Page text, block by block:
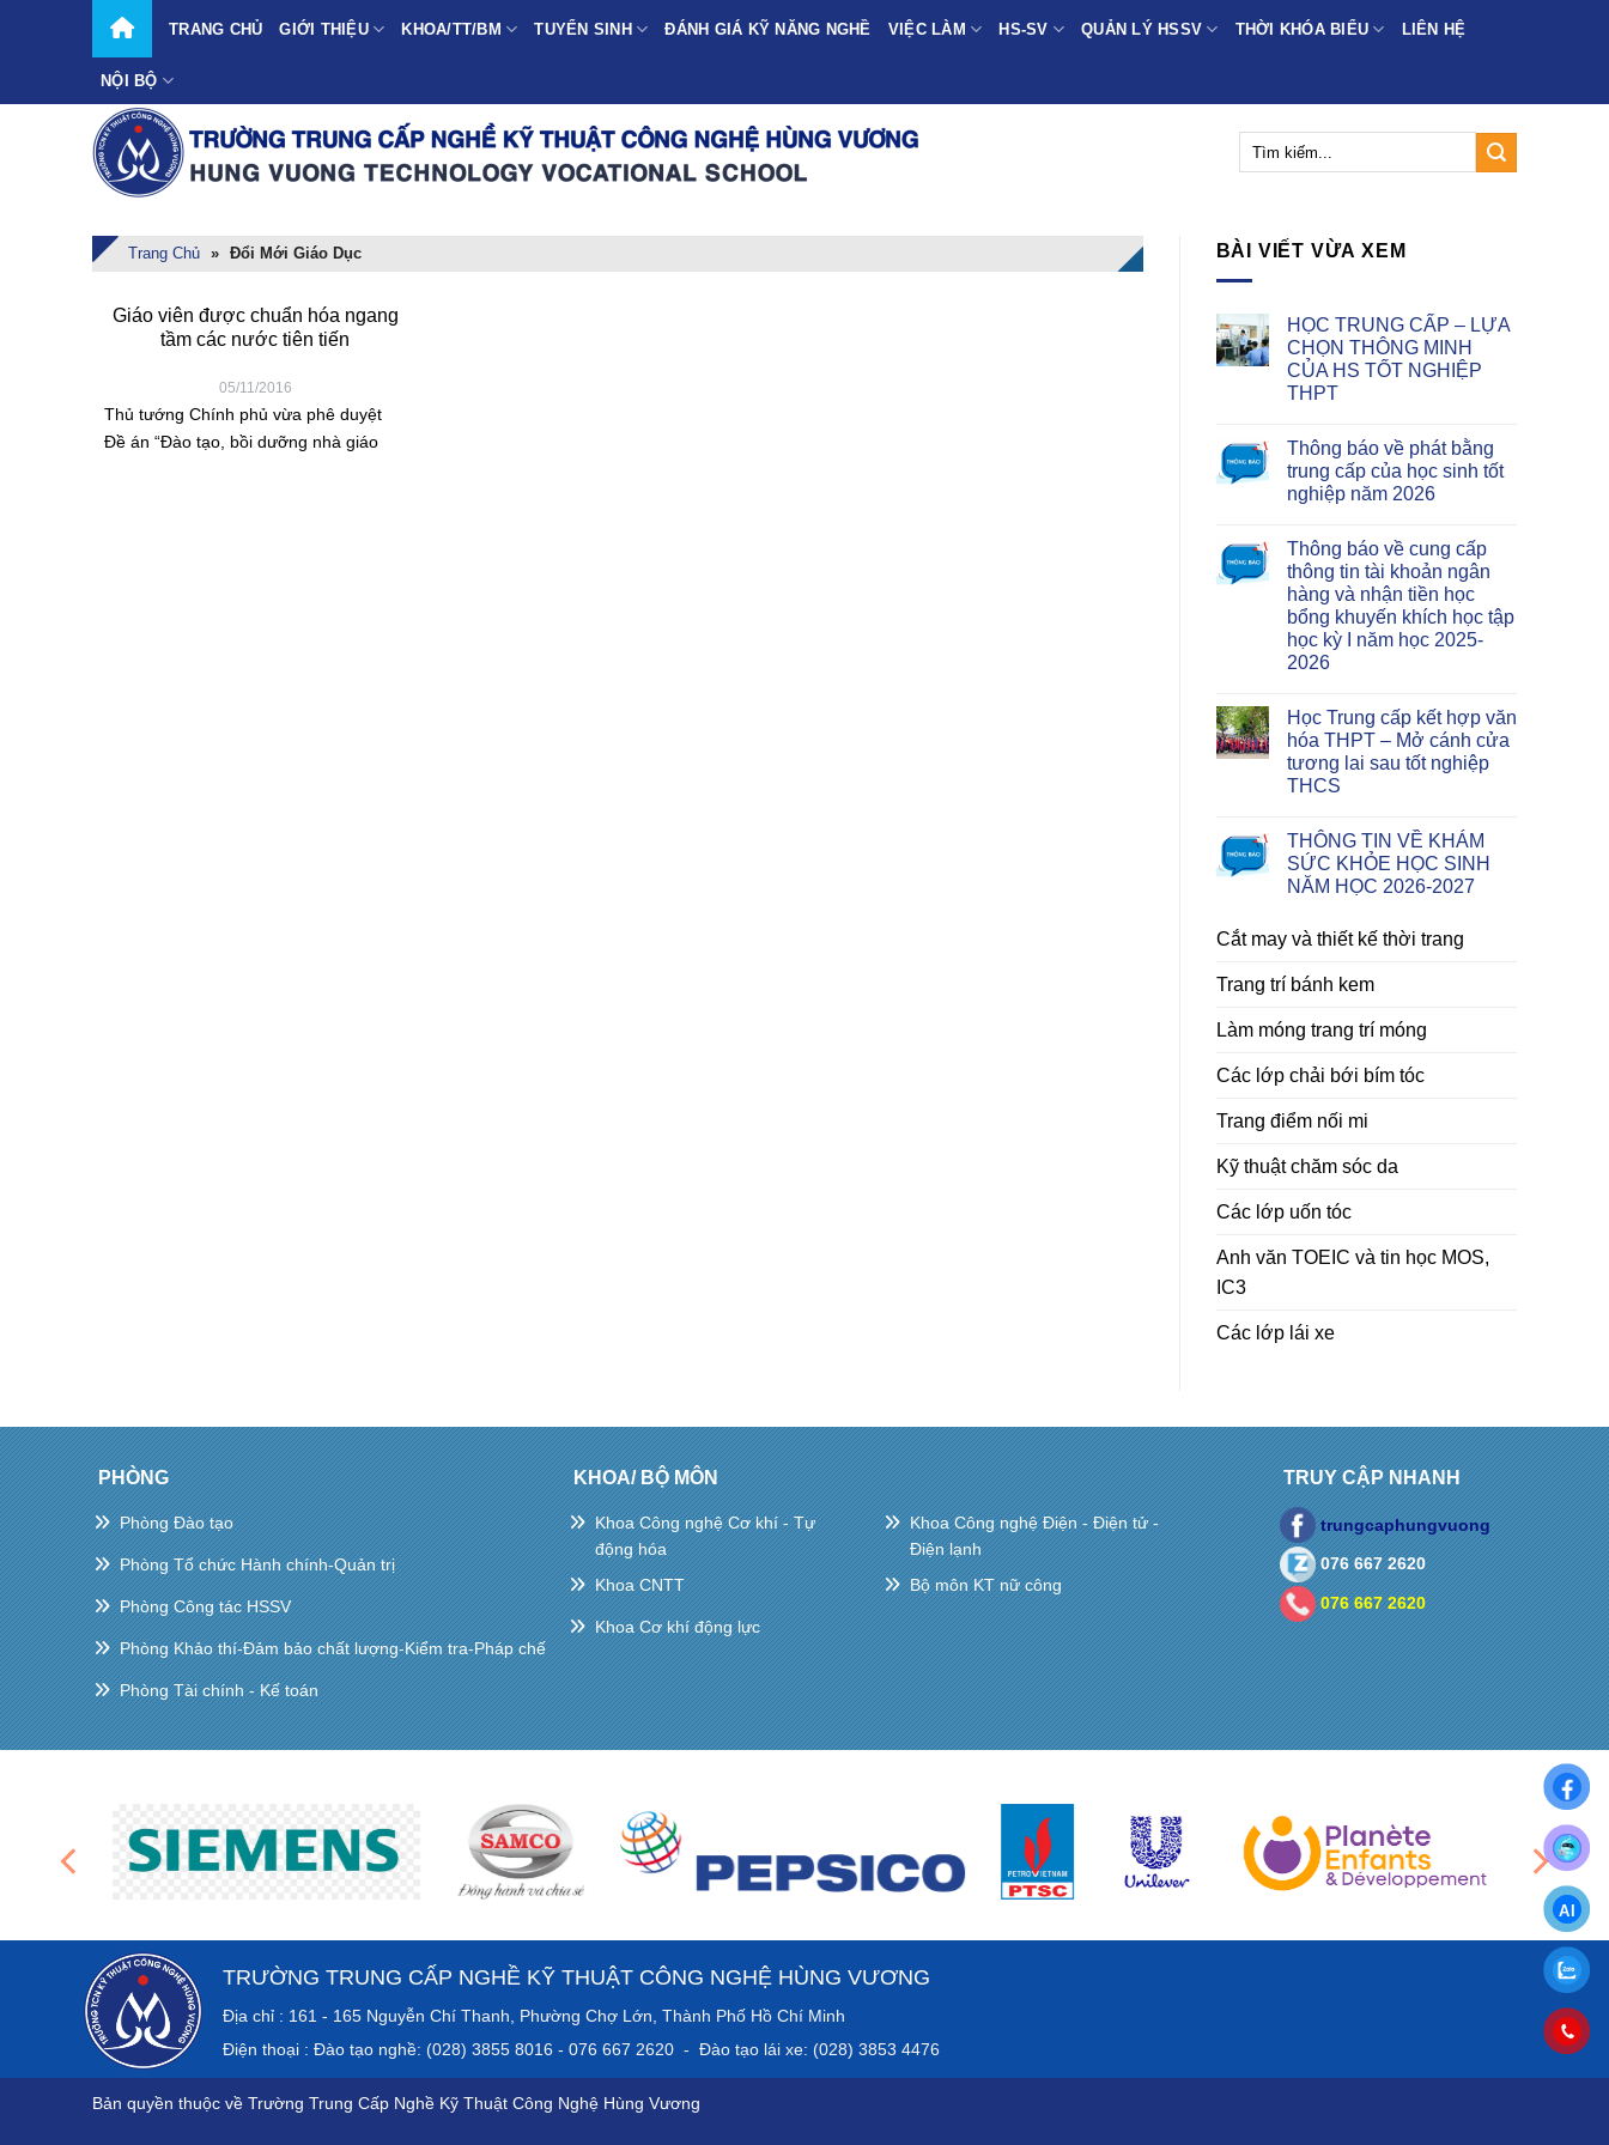
TRANG CHỦ GIỚI THIỆU KHOA/TT/BM TUYỂN SINH ĐÁNH GIÁ KỸ NĂNG NGHỀ VIỆC LÀM HS-SV QUẢN LÝ HSSV THỜI KHÓA BIỂU LIÊN HỆ
NỘI BỘ
Trang Chủ » Đổi Mới Giáo Dục
Giáo viên được chuẩn hóa ngang
tầm các nước tiên tiến
05/11/2016
Thủ tướng Chính phủ vừa phê duyệt
Đề án “Đào tạo, bồi dưỡng nhà giáo
BÀI VIẾT VỪA XEM
HỌC TRUNG CẤP – LỰA
CHỌN THÔNG MINH
CỦA HS TỐT NGHIỆP
THPT
Thông báo về phát bằng
trung cấp của học sinh tốt
nghiệp năm 2026
Thông báo về cung cấp
thông tin tài khoản ngân
hàng và nhận tiền học
bổng khuyến khích học tập
học kỳ I năm học 2025-
2026
Học Trung cấp kết hợp văn
hóa THPT – Mở cánh cửa
tương lai sau tốt nghiệp
THCS
THÔNG TIN VỀ KHÁM
SỨC KHỎE HỌC SINH
NĂM HỌC 2026-2027
Cắt may và thiết kế thời trang
Trang trí bánh kem
Làm móng trang trí móng
Các lớp chải bới bím tóc
Trang điểm nối mi
Kỹ thuật chăm sóc da
Các lớp uốn tóc
Anh văn TOEIC và tin học MOS,
IC3
Các lớp lái xe
PHÒNG
Phòng Đào tạo
Phòng Tổ chức Hành chính-Quản trị
Phòng Công tác HSSV
Phòng Khảo thí-Đảm bảo chất lượng-Kiểm tra-Pháp chế
Phòng Tài chính - Kế toán
KHOA/ BỘ MÔN
Khoa Công nghệ Cơ khí - Tự
động hóa
Khoa CNTT
Khoa Cơ khí động lực
Khoa Công nghệ Điện - Điện tử -
Điện lạnh
Bộ môn KT nữ công
TRUY CẬP NHANH
trungcaphungvuong
076 667 2620
076 667 2620
TRƯỜNG TRUNG CẤP NGHỀ KỸ THUẬT CÔNG NGHỆ HÙNG VƯƠNG
Địa chỉ : 161 - 165 Nguyễn Chí Thanh, Phường Chợ Lớn, Thành Phố Hồ Chí Minh
Điện thoại : Đào tạo nghề: (028) 3855 8016 - 076 667 2620 - Đào tạo lái xe: (028) 3853 4476
Bản quyền thuộc về Trường Trung Cấp Nghề Kỹ Thuật Công Nghệ Hùng Vương